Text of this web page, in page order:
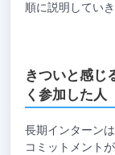
順に説明していき
きついと感じ
く参加した人
長期インターン
コミットメント